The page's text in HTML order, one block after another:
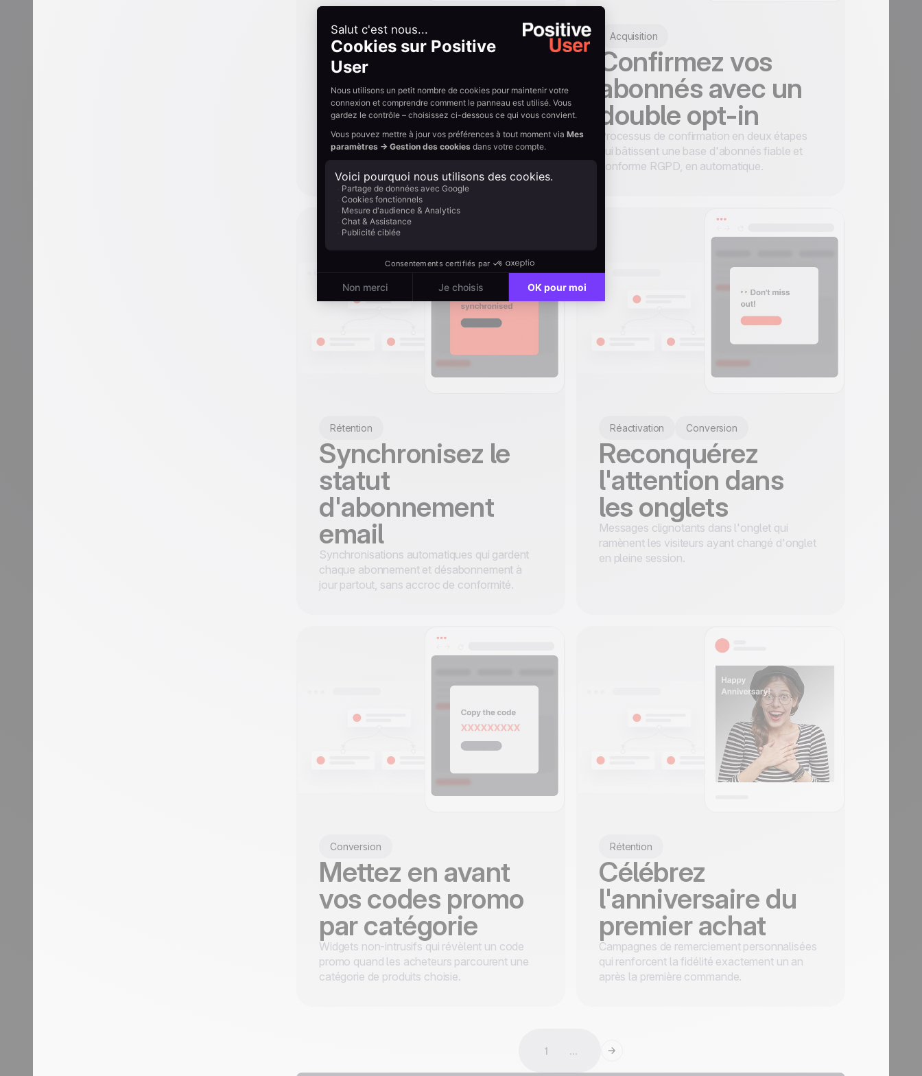
Réactivation
Réactivez les
leads silencieux
Séquences email automatisées qui rallument
les leads inactifs et gardent votre base
propre.
Acquisition
Confirmez vos
abonnés avec un
double opt-in
Processus de confirmation en deux étapes
qui bâtissent une base d'abonnés fiable et
conforme RGPD, en automatique.
Rétention
Synchronisez le
statut
d'abonnement
email
Synchronisations automatiques qui gardent
chaque abonnement et désabonnement à
jour partout, sans accroc de conformité.
Réactivation Conversion
Reconquérez
l'attention dans
les onglets
Messages clignotants dans l'onglet qui
ramènent les visiteurs ayant changé d'onglet
en pleine session.
Conversion
Mettez en avant
vos codes promo
par catégorie
Widgets non-intrusifs qui révèlent un code
promo quand les acheteurs parcourent une
catégorie de produits choisie.
Rétention
Célébrez
l'anniversaire du
premier achat
Campagnes de remerciement personnalisées
qui renforcent la fidélité exactement un an
après la première commande.
1 ...